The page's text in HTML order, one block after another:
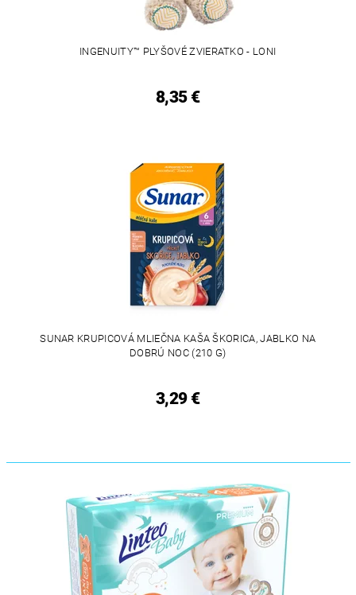
INGENUITY™ PLYŠOVÉ ZVIERATKO - LONI
8,35 €
SUNAR KRUPICOVÁ MLIEČNA KAŠA ŠKORICA, JABLKO NA
DOBRÚ NOC (210 G)
3,29 €